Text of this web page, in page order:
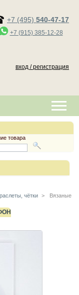
+7 (495) 540-47-17
+7 (915) 385-12-28
вход / регистрация
чётки >
Вязаные
товара